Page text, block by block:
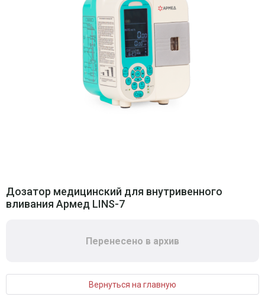
Дозатор медицинский для внутривенного
вливания Армед LINS-7
Перенесено в архив
Вернуться на главную